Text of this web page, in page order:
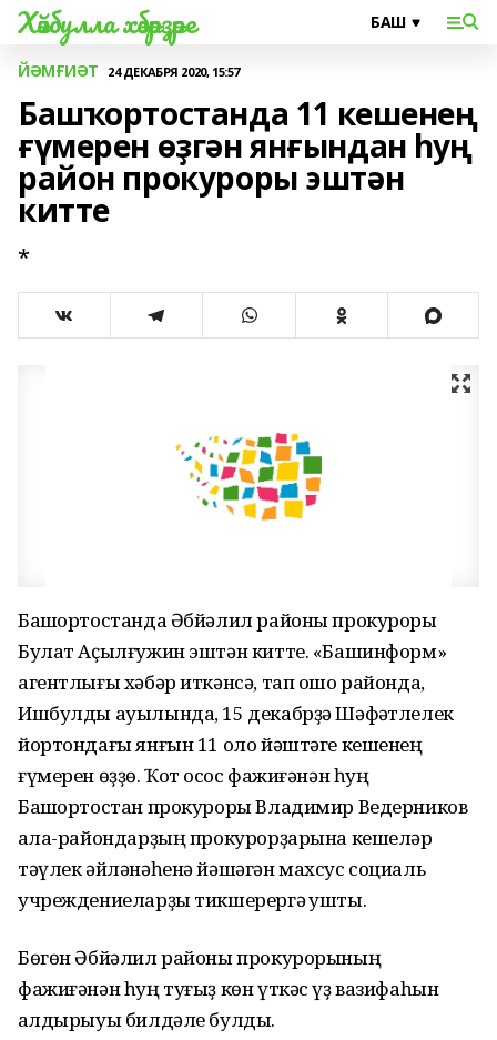
Хәйбулла хәбәрҙәре
ЙӘМҒИӘТ 24 ДЕКАБРЯ 2020, 15:57
Башҡортостанда 11 кешенең
ғүмерен өҙгән янғындан һуң
район прокуроры эштән
китте
*
Башҡортостанда Әбйәлил районы прокуроры
Булат Аҫылғужин эштән китте. «Башинформ»
агентлығы хәбәр иткәнсә, тап ошо районда,
Ишбулды ауылында, 15 декабрҙә Шәфҡәтлелек
йортондағы янғын 11 оло йәштәге кешенең
ғүмерен өҙҙө. Ҡот осҡос фажиғәнән һуң
Башҡортостан прокуроры Владимир Ведерников
ҡала-райондарҙың прокурорҙарына кешеләр
тәүлек әйләнәһенә йәшәгән махсус социаль
учреждениеларҙы тикшерергә ҡушты.
Бөгөн Әбйәлил районы прокурорының
фажиғәнән һуң туғыҙ көн үткәс үҙ вазифаһын
ҡалдырыуы билдәле булды.